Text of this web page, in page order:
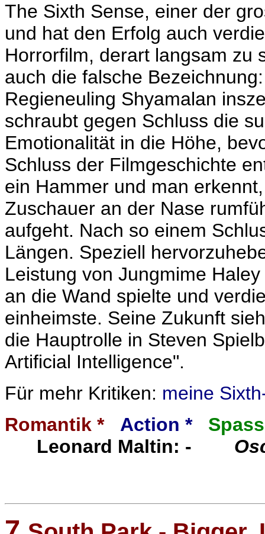
The Sixth Sense, einer der
und hat den Erfolg auch
Horrorfilm, derart langsam zu
auch die falsche
Regieneuling Shyamalan
schraubt gegen Schluss die
Emotionalität in die Höhe,
Schluss der Filmgeschichte
ein Hammer und man
Zuschauer an der Nase
aufgeht. Nach so einem
Längen. Speziell
Leistung von Jungmime
an die Wand spielte und
einheimste. Seine Zukunft
die Hauptrolle in Steven
Artificial Intelligence".
Für mehr Kritiken: meine
Romantik * Action *
Leonard Maltin: -